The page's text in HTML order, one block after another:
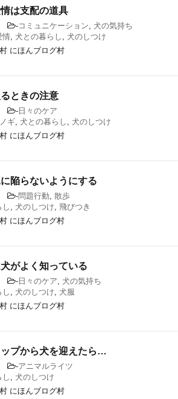
は支配の道具
-コミュニケーション, 犬の気持ち
情, 犬との暮らし , 犬のしつけ
にほんブログ村
ときの注意
- 日々のケア
ノギ, 犬との暮らし , 犬のしつけ
にほんブログ村
陥らないようにする
-問題行動, 散歩
し , 犬のしつけ, 飛びつき
にほんブログ村
がよく知っている
- 日々のケア, 犬の気持ち
し , 犬のしつけ, 犬服
にほんブログ村
プから犬を迎えたら…
-アニマルライツ
し , 犬のしつけ
にほんブログ村